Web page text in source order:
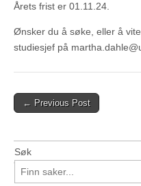
Årets frist er 01.11.24.
Ønsker du å søke, eller å
studiesjef på
Post
← Previous Post
Søk